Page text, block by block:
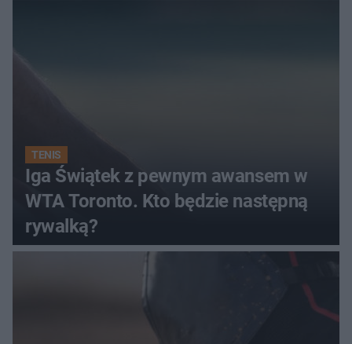
TENIS
Iga Świątek z pewnym awansem w
WTA Toronto. Kto będzie następną
rywalką?